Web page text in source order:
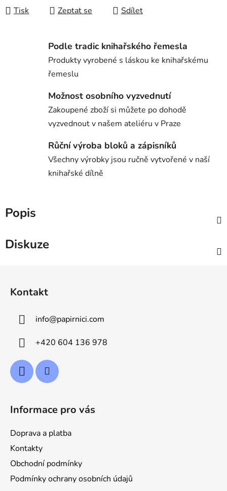
Tisk Zeptat se Sdílet
Podle tradic knihařského řemesla
Produkty vyrobené s láskou ke knihařskému
řemeslu
Možnost osobního vyzvednutí
Zakoupené zboží si můžete po dohodě
vyzvednout v našem ateliéru v Praze
Růční výroba bloků a zápisníků
Všechny výrobky jsou ručně vytvořené v naší
knihařské dílně
Popis
Diskuze
Kontakt
info@papirnici.com
+420 604 136 978
Informace pro vás
Doprava a platba
Kontakty
Obchodní podmínky
Podmínky ochrany osobních údajů